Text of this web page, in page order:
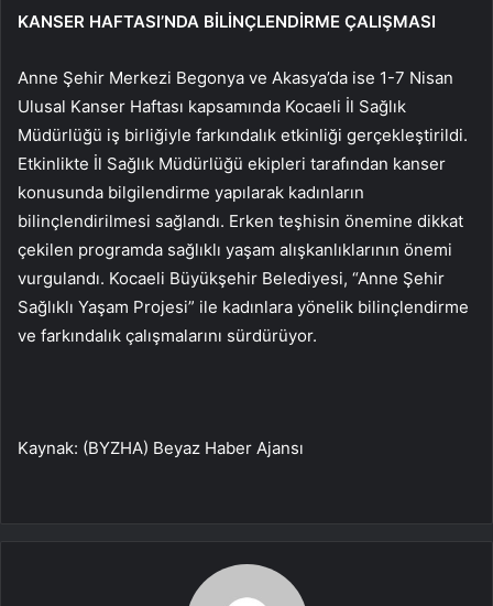
KANSER HAFTASI’NDA BİLİNÇLENDİRME ÇALIŞMASI
Anne Şehir Merkezi Begonya ve Akasya’da ise 1-7 Nisan
Ulusal Kanser Haftası kapsamında Kocaeli İl Sağlık
Müdürlüğü iş birliğiyle farkındalık etkinliği gerçekleştirildi.
Etkinlikte İl Sağlık Müdürlüğü ekipleri tarafından kanser
konusunda bilgilendirme yapılarak kadınların
bilinçlendirilmesi sağlandı. Erken teşhisin önemine dikkat
çekilen programda sağlıklı yaşam alışkanlıklarının önemi
vurgulandı. Kocaeli Büyükşehir Belediyesi, “Anne Şehir
Sağlıklı Yaşam Projesi” ile kadınlara yönelik bilinçlendirme
ve farkındalık çalışmalarını sürdürüyor.
Kaynak: (BYZHA) Beyaz Haber Ajansı